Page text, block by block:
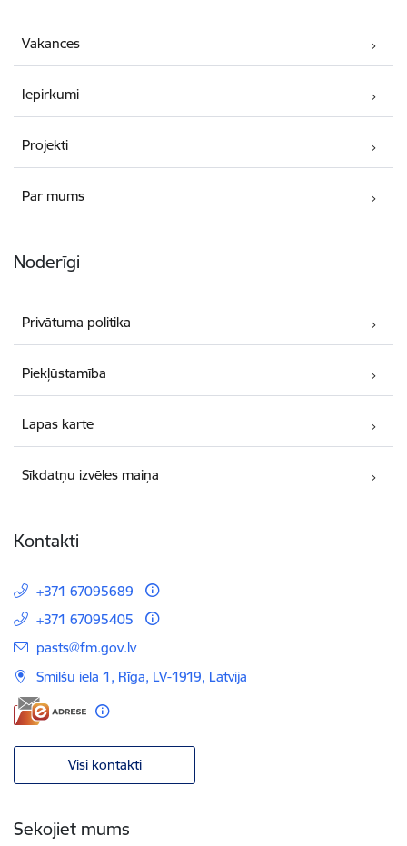
Vakances
Iepirkumi
Projekti
Par mums
Noderīgi
Privātuma politika
Piekļūstamība
Lapas karte
Sīkdatņu izvēles maiņa
Kontakti
+371 67095689
+371 67095405
E-pasts:
pasts@fm.gov.lv
Smilšu iela 1, Rīga, LV-1919, Latvija
Visi kontakti
Sekojiet mums